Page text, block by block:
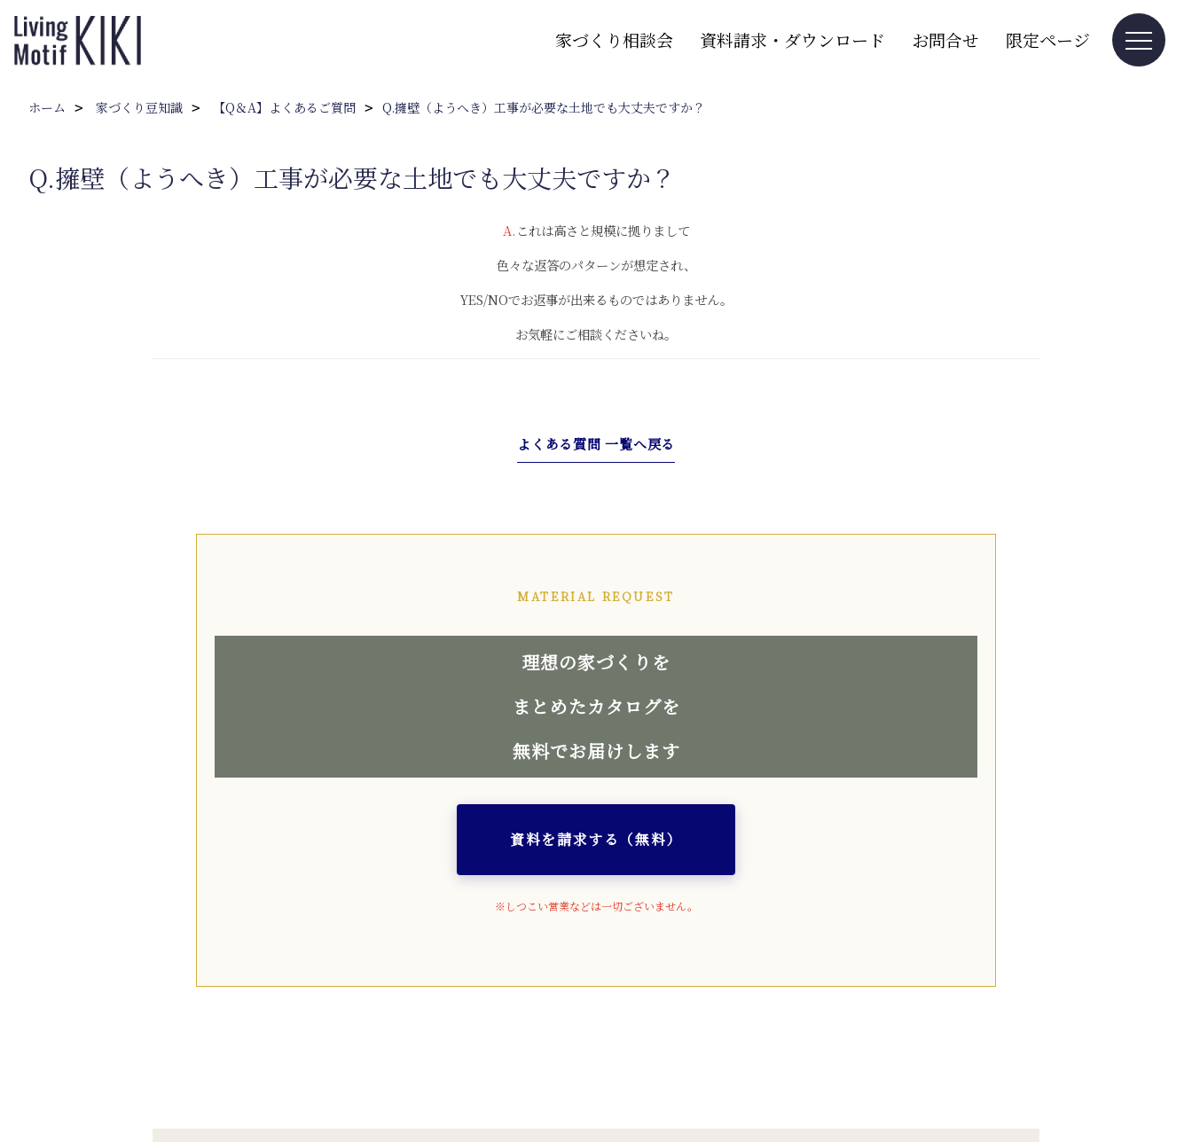
家づくり相談会 資料請求・ダウンロード お問合せ 限定ページ
ホーム 家づくり豆知識 【Q＆A】よくあるご質問 Q.擁壁（ようへき）工事が必要な土地でも大丈夫ですか？
Q.擁壁（ようへき）工事が必要な土地でも大丈夫ですか？
A. これは高さと規模に拠りまして
色々な返答のパターンが想定され、
YES/NOでお返事が出来るものではありません。
お気軽にご相談くださいね。
よくある質問 一覧へ戻る
MATERIAL REQUEST
理想の家づくりを
まとめたカタログを
無料でお届けします
資料を請求する（無料）
※しつこい営業などは一切ございません。